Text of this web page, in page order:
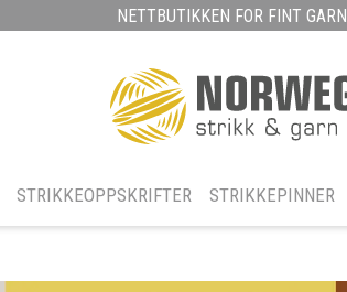
NETTBUTIKKEN FOR FINT
STRIKKEOPPSKRIFTER STRIKKEPINNER